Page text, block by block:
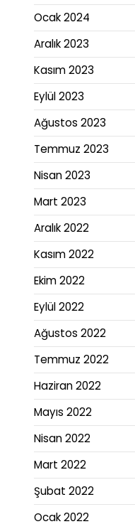
Ocak 2024
Aralık 2023
Kasım 2023
Eylül 2023
Ağustos 2023
Temmuz 2023
Nisan 2023
Mart 2023
Aralık 2022
Kasım 2022
Ekim 2022
Eylül 2022
Ağustos 2022
Temmuz 2022
Haziran 2022
Mayıs 2022
Nisan 2022
Mart 2022
Şubat 2022
Ocak 2022